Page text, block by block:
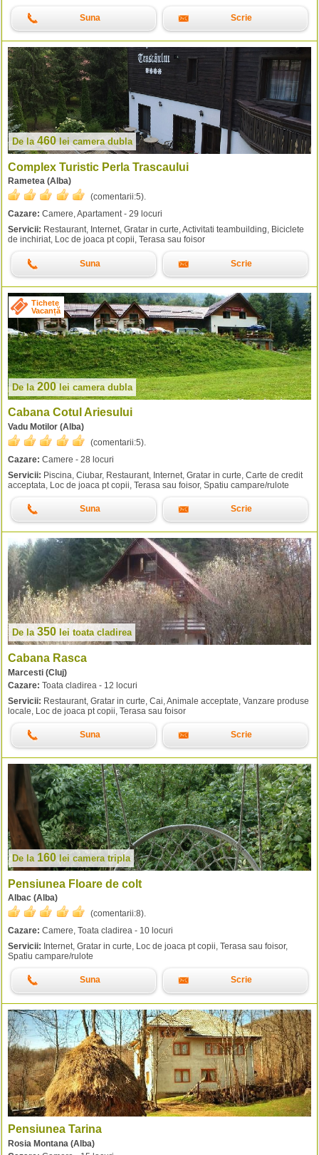
Suna Scrie
De la 460 leicamera dubla
Complex Turistic Perla Trascaului
Rametea (Alba)
(comentarii:5).
Cazare: Camere, Apartament - 29 locuri
Servicii: Restaurant, Internet, Gratar in curte, Activitati teambuilding, Biciclete
de inchiriat, Loc de joaca pt copii, Terasa sau foisor
Suna Scrie
Tichete
Vacanță
De la 200 lei camera dubla
Cabana Cotul Ariesului
Vadu Motilor (Alba)
(comentarii:5).
Cazare: Camere - 28 locuri
Servicii: Piscina, Ciubar, Restaurant, Internet, Gratar in curte, Carte de credit
acceptata, Loc de joaca pt copii, Terasa sau foisor, Spatiu campare/rulote
Suna Scrie
De la 350 lei toata cladirea
Cabana Rasca
Marcesti (Cluj)
Cazare: Toata cladirea - 12 locuri
Servicii: Restaurant, Gratar in curte, Cai, Animale acceptate, Vanzare produse
locale, Loc de joaca pt copii, Terasa sau foisor
Suna Scrie
De la 160 lei camera tripla
Pensiunea Floare de colt
Albac (Alba)
(comentarii:8).
Cazare: Camere, Toata cladirea - 10 locuri
Servicii: Internet, Gratar in curte, Loc de joaca pt copii, Terasa sau foisor,
Spatiu campare/rulote
Suna Scrie
Pensiunea Tarina
Rosia Montana (Alba)